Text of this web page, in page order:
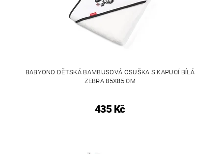
BABYONO DĚTSKÁ BAMBUSOVÁ OSUŠKA S KAPUCÍ BÍLÁ
ZEBRA 85X85 CM
435 Kč